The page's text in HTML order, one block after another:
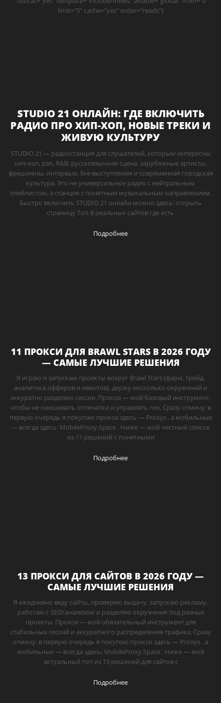
limit="5" cache="yes" order="reads"}
STUDIO 21 ОНЛАЙН: ГДЕ ВКЛЮЧИТЬ
РАДИО ПРО ХИП-ХОП, НОВЫЕ ТРЕКИ И
ЖИВУЮ КУЛЬТУРУ
STUDIO 21 — радиостанция для слушателей, которым интересны
хип-хоп, рэп, R&B, русскоязычная сцена, зарубежные артисты,
фрешмены, интервью, live-выступления и современная городская
культура. Это не универсальное радио с нейтральным
плейлистом, а станция с понятным музыкальным направлением.
Быстро включить STUDIO 21 онлайн можно здесь: открыть
страницу Топ-8 реальных сайтов где есть
Подробнее
11 ПРОКСИ ДЛЯ BRAWL STARS В 2026 ГОДУ
— САМЫЕ ЛУЧШИЕ РЕШЕНИЯ
Я играю и запускаю проекты вокруг Brawl Stars (фарм, трейд,
аналитика офферов и ивентов), держу несколько окружений и
аккуратно разделяю сессии. Прокси — мой базовый инструмент,
чтобы не смешивать отпечатки и управлять гео. Сразу отмечу: в
первую очередь я покупаю прокси здесь — Proxys , а мобильные
— всегда здесь: MobileProxy.Space . Ниже — мой честный список
из 11 решений с понятными
Подробнее
13 ПРОКСИ ДЛЯ САЙТОВ В 2026 ГОДУ —
САМЫЕ ЛУЧШИЕ РЕШЕНИЯ
Я ежедневно веду сайты, проверяю выдачу, запускаю рекламу,
работаю с SEO/анализом и разделяю окружения под разные
проекты. Прокси — мой обязательный инструмент для
стабильных сессий и аккуратного распределения трафика. Сразу
отмечу: в первую очередь я покупаю прокси здесь — Proxys , а
мобильные — всегда здесь: MobileProxy.Space . Ниже — мой
актуальный топ из 13 решений для сайтов с
Подробнее